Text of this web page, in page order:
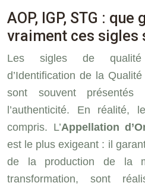
AOP, IGP, STG :
vraiment ces sigles
Les sigles de qualité
d’Identification de la
sont souvent
l’authenticité. En réalité,
compris. L’Appellation
est le plus exigeant : il
de la production de la
transformation, sont